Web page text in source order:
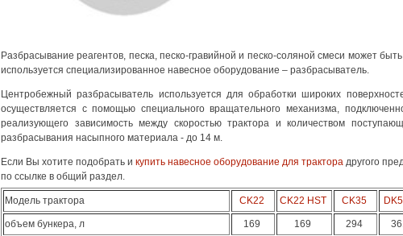
Разбрасывание реагентов, песка, песко-гравийной и песко-соляной смеси может
используется специализированное навесное оборудование – разбрасыватель.
Центробежный разбрасыватель используется для обработки широких
осуществляется с помощью специального вращательного механизма,
реализующего зависимость между скоростью трактора и количеством
разбрасывания насыпного материала - до 14 м.
Если Вы хотите подобрать и купить навесное оборудование для трактора другого
по ссылке в общий раздел.
Модель трактора CK22 CK22 HST CK35
объем бункера, л 169 169 294